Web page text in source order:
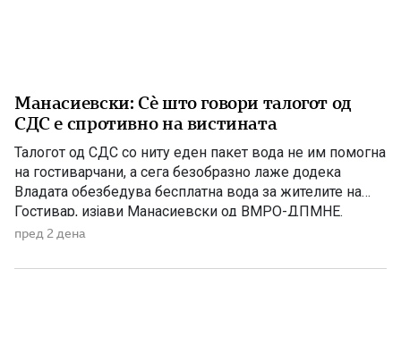
Манасиевски: Сè што говори талогот од
СДС е спротивно на вистината
Талогот од СДС со ниту еден пакет вода не им помогна
на гостиварчани, а сега безобразно лаже додека
Владата обезбедува бесплатна вода за жителите на
Гостивар, изјави Манасиевски од ВМРО-ДПМНЕ.
„Колку злоба и неискреност има во СДС, кога дрско се
интереси со водата што Владата бесплатно им ја дели
пред 2 дена